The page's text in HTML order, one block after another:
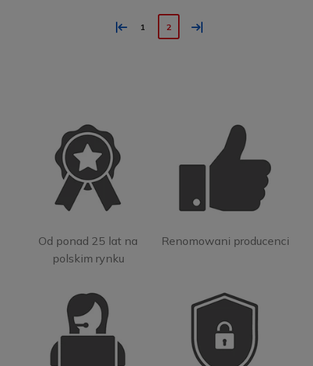
« 1 2 »
Od ponad 25 lat na
polskim rynku
Renomowani producenci